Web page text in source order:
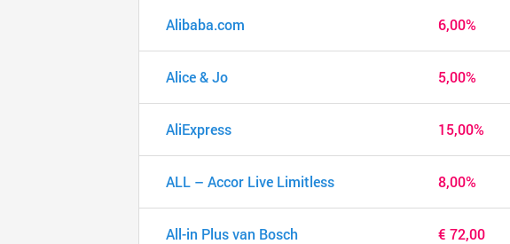
Alibaba.com 6,00%
Alice & Jo 5,00%
AliExpress 15,00%
ALL – Accor Live Limitless 8,00%
All-in Plus van Bosch € 72,00